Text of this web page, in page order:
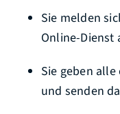
Sie melden
Online-Dienst
Sie geben
und senden